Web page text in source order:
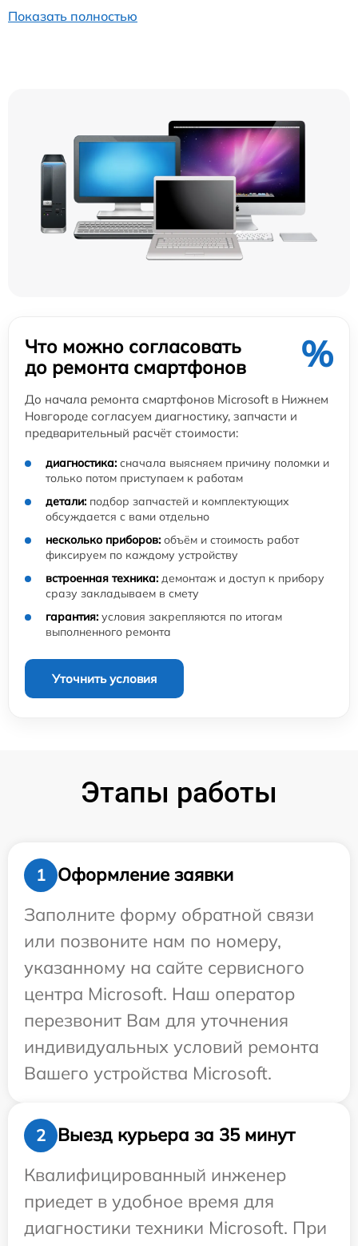
Показать полностью
Что можно согласовать
до ремонта смартфонов
%
До начала ремонта смартфонов Microsoft в Нижнем
Новгороде согласуем диагностику, запчасти и
предварительный расчёт стоимости:
диагностика: сначала выясняем причину поломки и
только потом приступаем к работам
детали: подбор запчастей и комплектующих
обсуждается с вами отдельно
несколько приборов: объём и стоимость работ
фиксируем по каждому устройству
встроенная техника: демонтаж и доступ к прибору
сразу закладываем в смету
гарантия: условия закрепляются по итогам
выполненного ремонта
Уточнить условия
Этапы работы
1
Оформление заявки
Заполните форму обратной связи
или позвоните нам по номеру,
указанному на сайте сервисного
центра Microsoft. Наш оператор
перезвонит Вам для уточнения
индивидуальных условий ремонта
Вашего устройства Microsoft.
2
Выезд курьера за 35 минут
Квалифицированный инженер
приедет в удобное время для
диагностики техники Microsoft. При